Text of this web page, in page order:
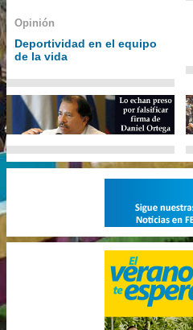
Opinión
Deportividad en el equipo
de la vida